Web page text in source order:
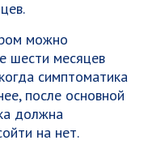
можно
шести месяцев
симптоматика
после основной
должна
на нет.